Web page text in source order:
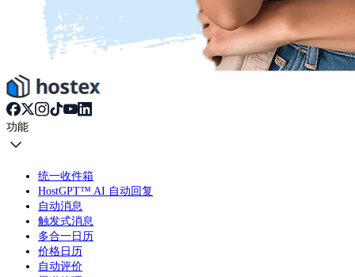
功能
统一收件箱
HostGPT™ AI 自动回复
自动消息
触发式消息
多合一日历
价格日历
自动评价